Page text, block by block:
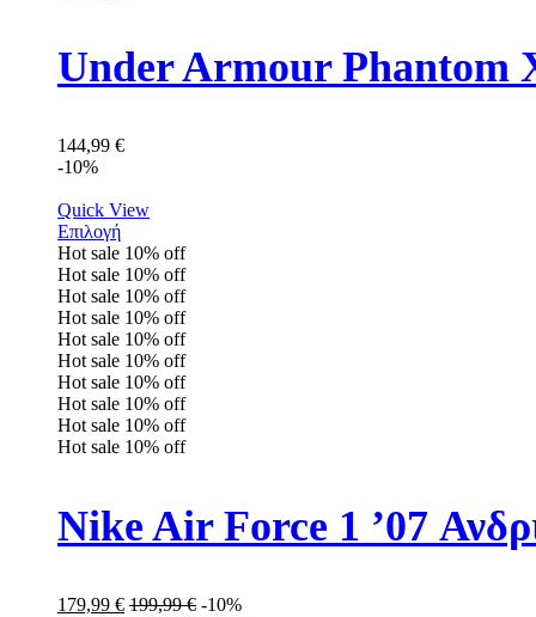
Under Armour Phantom
144,99 €
-10%
Quick View
Επιλογή
Hot sale 10% off
Hot sale 10% off
Hot sale 10% off
Hot sale 10% off
Hot sale 10% off
Hot sale 10% off
Hot sale 10% off
Hot sale 10% off
Hot sale 10% off
Hot sale 10% off
Nike Air Force 1 ’07
179,99 € 199,99€ -10%